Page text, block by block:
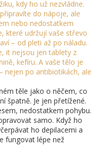
kdy ho už nezvládne.
do nápoje, ale
nebo nedostatkem
které udržují vaše střevo
– od pleti až po náladu.
, it nejsou jen tablety z
kefíru. A vaše tělo je
nejen po antibiotikách, ale
těle jako o něčem, co
špatně. Je jen přetížené.
nedostatkem pohybu.
samo. Když ho
ho depilacemi a
fungovat lépe než